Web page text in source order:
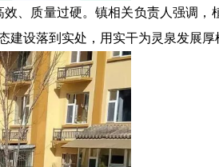
、质量过硬。镇相关负责人强调，
设落到实处，用实干为灵泉发展厚